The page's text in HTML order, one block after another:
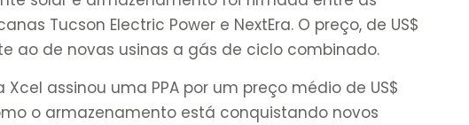
Tucson Electric Power e NextEra. O preço, de US$
ao de novas usinas a gás de ciclo combinado.
Xcel assinou uma PPA por um preço médio de US$
o armazenamento está conquistando novos